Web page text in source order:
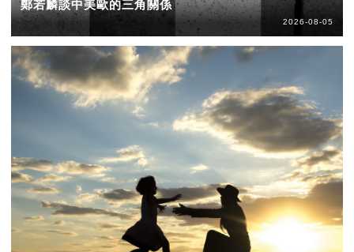
鄭若麟談中美歐的三角關係
2026-08-05